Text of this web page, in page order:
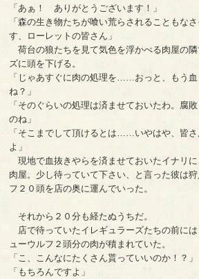
「あぁ！ ありがとうございます！」
「森の生き物たちが喰い荒らされることもな
す、ローレットの皆さん」
荷台の狼たちを見て気色を浮かべる肉屋の
ズに頭を下げる。
「じゃあすぐに肉の処理を……おっと、もう
ね？」
「そのぐらいの処理は済ませておいたわ。腐
のね」
「そこまでして頂けるとは……いやはや、皆
よ」
現地で血抜きやらを済ませておいたイナリ
肉屋。少し待っていて下さい、と言った彼は
フ２０頭を店の奥に運んでいった。
それから２０分も経たぬうちだ。
店で待っていたイレギュラーズたちの前に
ューウルフ２頭分の肉が積まれていた。
「こ、こんなにたくさん貰っていいのか！？」
「もちろんですよ」